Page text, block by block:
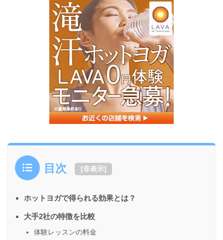
目次 [非表示]
ホットヨガで得られる効果とは？
大手2社の特徴を比較
体験レッスンの料金